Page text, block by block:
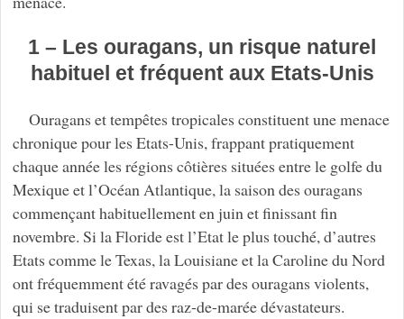
1 – Les ouragans, un risque naturel
habituel et fréquent aux Etats-Unis
Ouragans et tempêtes tropicales constituent une menace
chronique pour les Etats-Unis, frappant pratiquement
chaque année les régions côtières situées entre le golfe du
Mexique et l’Océan Atlantique, la saison des ouragans
commençant habituellement en juin et finissant fin
novembre. Si la Floride est l’Etat le plus touché, d’autres
Etats comme le Texas, la Louisiane et la Caroline du Nord
ont fréquemment été ravagés par des ouragans violents,
qui se traduisent par des raz-de-marée dévastateurs.